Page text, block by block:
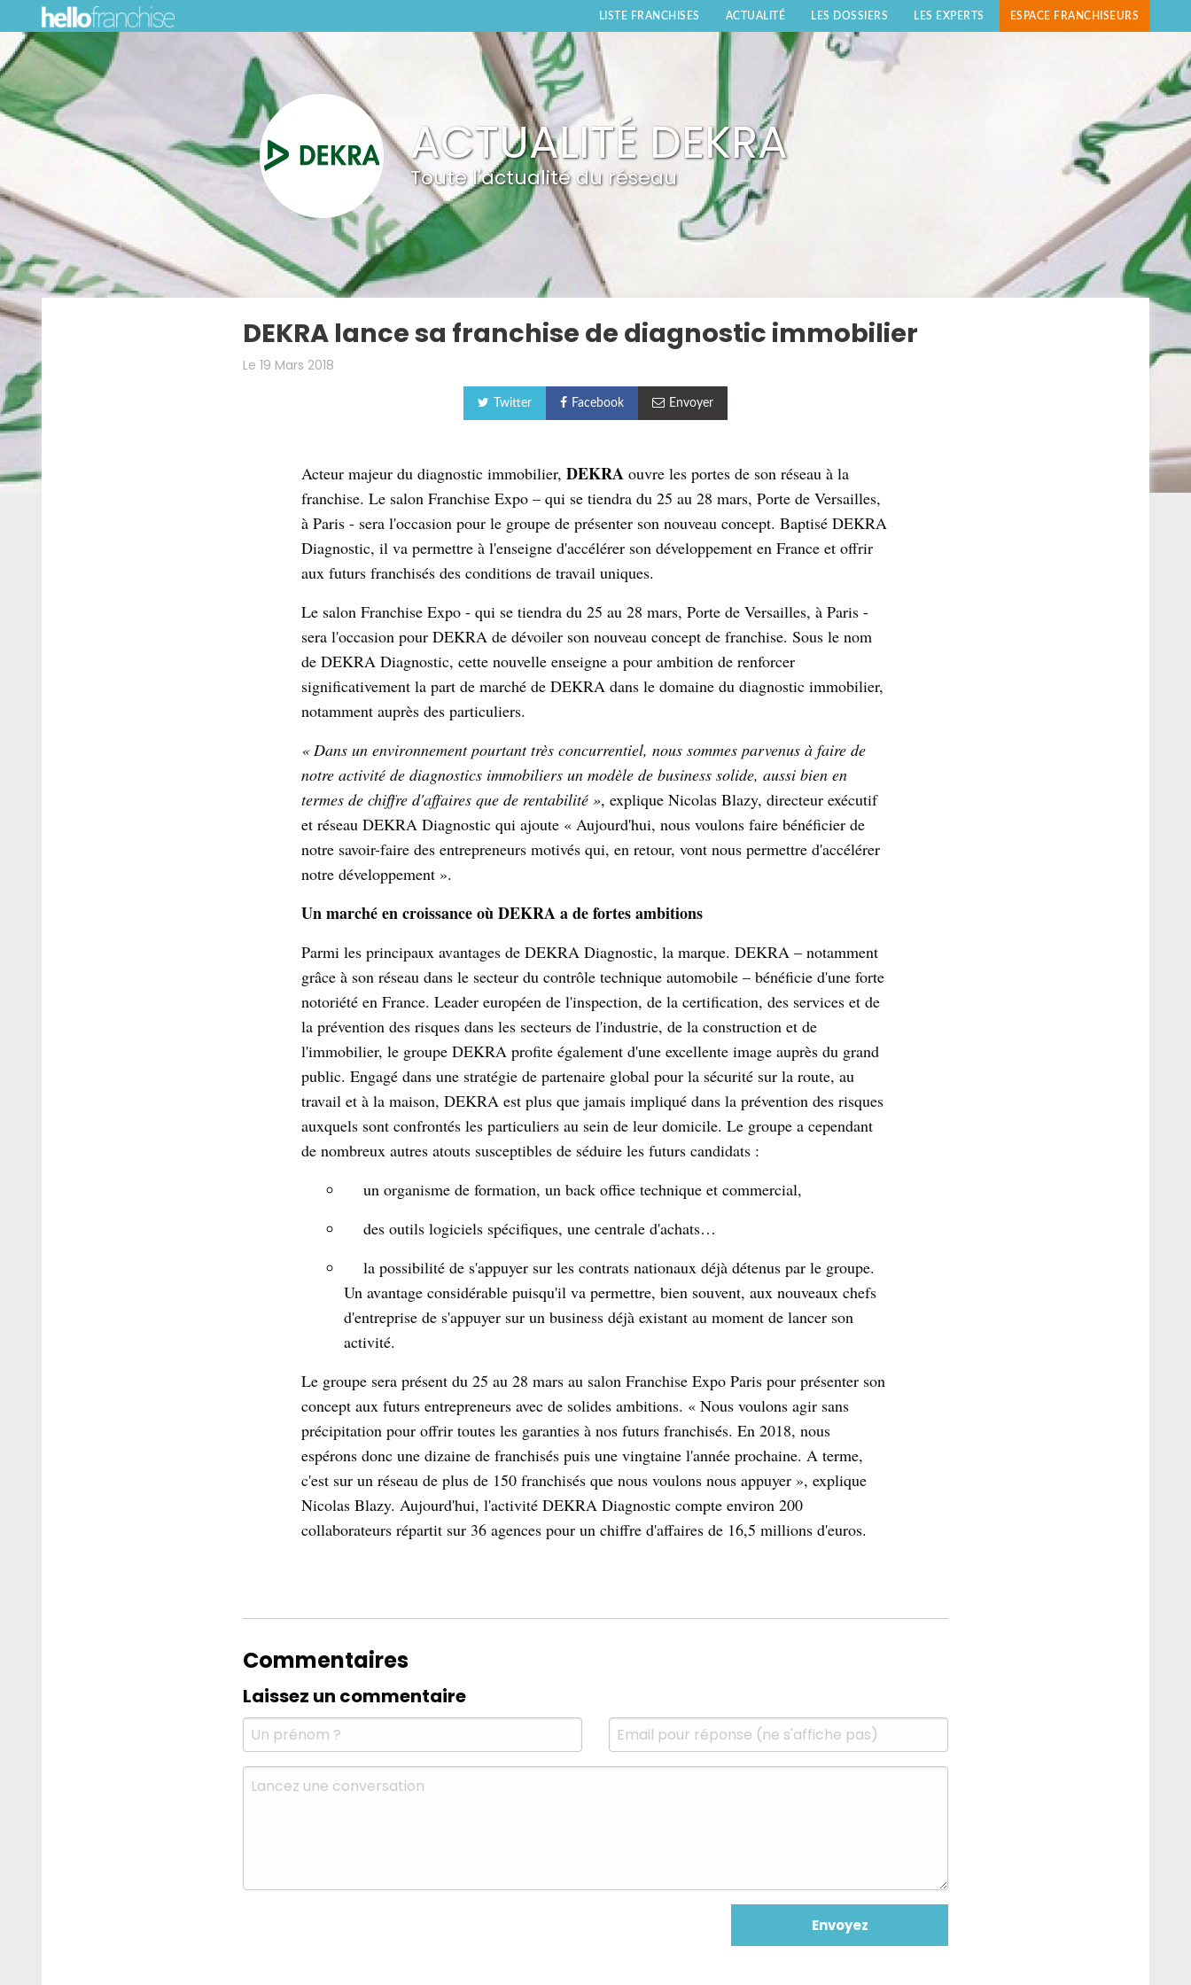
LISTE FRANCHISES ACTUALITÉ LES DOSSIERS LES EXPERTS ESPACE FRANCHISEURS
ACTUALITÉ DEKRA
Toute l'actualité du réseau
DEKRA lance sa franchise de diagnostic immobilier
Le 19 Mars 2018
Twitter Facebook Envoyer
Acteur majeur du diagnostic immobilier,DEKRA ouvre les portes de son réseau à la
franchise. Le salon Franchise Expo – qui se tiendra du 25 au 28 mars, Porte de Versailles,
à Paris - sera l'occasion pour le groupe de présenter son nouveau concept. Baptisé DEKRA
Diagnostic, il va permettre à l'enseigne d'accélérer son développement en France et offrir
aux futurs franchisés des conditions de travail uniques.
Le salon Franchise Expo - qui se tiendra du 25 au 28 mars, Porte de Versailles, à Paris -
sera l'occasion pour DEKRA de dévoiler son nouveau concept de franchise. Sous le nom
de DEKRA Diagnostic, cette nouvelle enseigne a pour ambition de renforcer
significativement la part de marché de DEKRA dans le domaine du diagnostic immobilier,
notamment auprès des particuliers.
« Dans un environnement pourtant très concurrentiel, nous sommes parvenus à faire de
notre activité de diagnostics immobiliers un modèle de business solide, aussi bien en
termes de chiffre d'affaires que de rentabilité », explique Nicolas Blazy, directeur exécutif
et réseau DEKRA Diagnostic qui ajoute « Aujourd'hui, nous voulons faire bénéficier de
notre savoir-faire des entrepreneurs motivés qui, en retour, vont nous permettre d'accélérer
notre développement ».
Un marché en croissance où DEKRA a de fortes ambitions
Parmi les principaux avantages de DEKRA Diagnostic, la marque. DEKRA – notamment
grâce à son réseau dans le secteur du contrôle technique automobile – bénéficie d'une forte
notoriété en France. Leader européen de l'inspection, de la certification, des services et de
la prévention des risques dans les secteurs de l'industrie, de la construction et de
l'immobilier, le groupe DEKRA profite également d'une excellente image auprès du grand
public. Engagé dans une stratégie de partenaire global pour la sécurité sur la route, au
travail et à la maison, DEKRA est plus que jamais impliqué dans la prévention des risques
auxquels sont confrontés les particuliers au sein de leur domicile. Le groupe a cependant
de nombreux autres atouts susceptibles de séduire les futurs candidats :
un organisme de formation, un back office technique et commercial,
des outils logiciels spécifiques, une centrale d'achats…
la possibilité de s'appuyer sur les contrats nationaux déjà détenus par le groupe.
Un avantage considérable puisqu'il va permettre, bien souvent, aux nouveaux chefs
d'entreprise de s'appuyer sur un business déjà existant au moment de lancer son
activité.
Le groupe sera présent du 25 au 28 mars au salon Franchise Expo Paris pour présenter son
concept aux futurs entrepreneurs avec de solides ambitions. « Nous voulons agir sans
précipitation pour offrir toutes les garanties à nos futurs franchisés. En 2018, nous
espérons donc une dizaine de franchisés puis une vingtaine l'année prochaine. A terme,
c'est sur un réseau de plus de 150 franchisés que nous voulons nous appuyer », explique
Nicolas Blazy. Aujourd'hui, l'activité DEKRA Diagnostic compte environ 200
collaborateurs répartit sur 36 agences pour un chiffre d'affaires de 16,5 millions d'euros.
Commentaires
Laissez un commentaire